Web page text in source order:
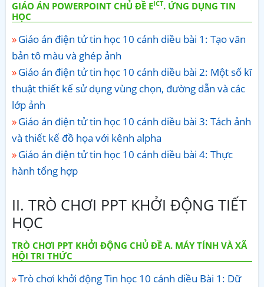
GIÁO ÁN POWERPOINT CHỦ ĐỀ EICT. ỨNG DỤNG TIN
HỌC
Giáo án điện tử tin học 10 cánh diều bài 1: Tạo văn
bản tô màu và ghép ảnh
Giáo án điện tử tin học 10 cánh diều bài 2: Một số kĩ
thuật thiết kế sử dụng vùng chọn, đường dẫn và các
lớp ảnh
Giáo án điện tử tin học 10 cánh diều bài 3: Tách ảnh
và thiết kế đồ họa với kênh alpha
Giáo án điện tử tin học 10 cánh diều bài 4: Thực
hành tổng hợp
II. TRÒ CHƠI PPT KHỞI ĐỘNG TIẾT
HỌC
TRÒ CHƠI PPT KHỞI ĐỘNG CHỦ ĐỀ A. MÁY TÍNH VÀ XÃ
HỘI TRI THỨC
Trò chơi khởi động Tin học 10 cánh diều Bài 1: Dữ